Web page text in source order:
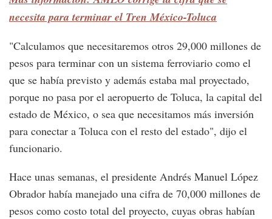
necesita para terminar el Tren México-Toluca
"Calculamos que necesitaremos otros 29,000 millones de
pesos para terminar con un sistema ferroviario como el
que se había previsto y además estaba mal proyectado,
porque no pasa por el aeropuerto de Toluca, la capital del
estado de México, o sea que necesitamos más inversión
para conectar a Toluca con el resto del estado", dijo el
funcionario.
Hace unas semanas, el presidente Andrés Manuel López
Obrador había manejado una cifra de 70,000 millones de
pesos como costo total del proyecto, cuyas obras habían